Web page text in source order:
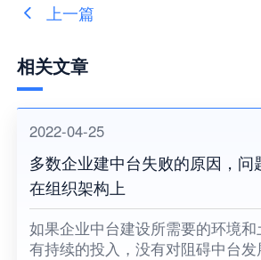
上一篇
相关文章
2022-04-25
多数企业建中台失败的原因，问
在组织架构上
如果企业中台建设所需要的环境
有持续的投入，没有对阻碍中台